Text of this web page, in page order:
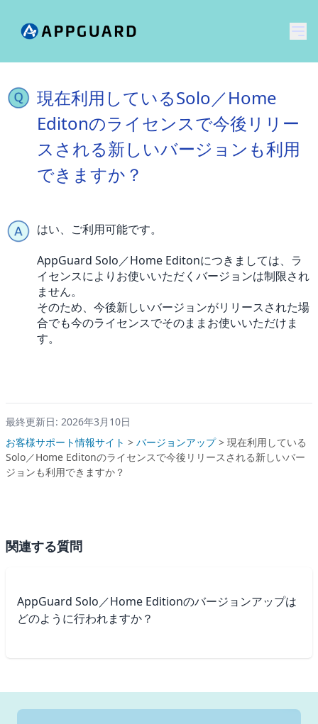
メ
現在利用しているSolo／Home
Editonのライセンスで今後リリー
スされる新しいバージョンも利用
できますか？
はい、ご利用可能です。
AppGuard Solo／Home Editonにつきましては、ラ
イセンスによりお使いいただくバージョンは制限され
ません。
そのため、今後新しいバージョンがリリースされた場
合でも今のライセンスでそのままお使いいただけま
す。
最終更新日: 2026年3月10日
お客様サポート情報サイト > バージョンアップ> 現在利用している
Solo／Home Editonのライセンスで今後リリースされる新しいバー
ジョンも利用できますか？
関連する質問
AppGuard Solo／Home Editionのバージョンアップは
どのように行われますか？